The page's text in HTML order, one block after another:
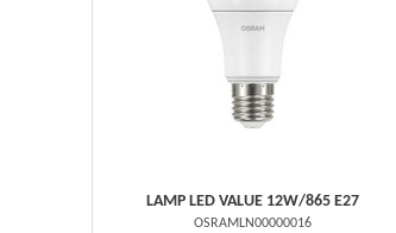
LAMP LED VALUE 12W/865 E27
OSRAMLN00000016